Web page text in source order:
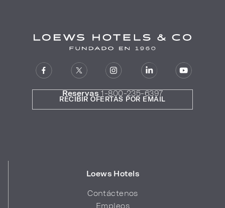
Reservas 1-800-235-6397
Loews Hotels
Contáctenos
Empleos
RECIBIR OFERTAS POR EMAIL